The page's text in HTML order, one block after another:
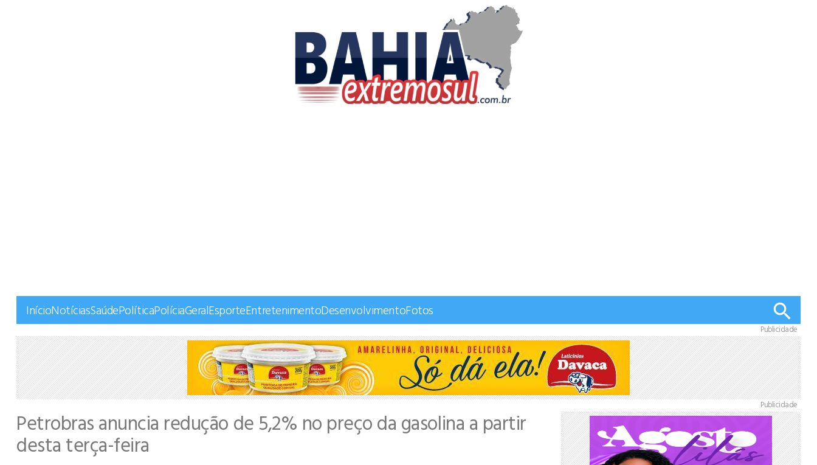
InícioNotíciasSaúdePolíticaPolíciaGeralEsporteEntretenimentoDesenvolvimentoFotos
Publicidade
Petrobras anuncia redução de 5,2% no preço da gasolina a partir
desta terça-feira
Publicidade